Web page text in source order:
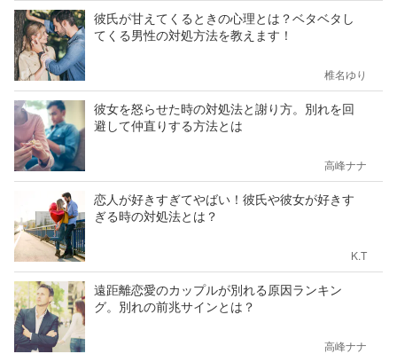
彼氏が甘えてくるときの心理とは？ベタベタし
てくる男性の対処方法を教えます！
椎名ゆり
彼女を怒らせた時の対処法と謝り方。別れを回
避して仲直りする方法とは
高峰ナナ
恋人が好きすぎてやばい！彼氏や彼女が好きす
ぎる時の対処法とは？
K.T
遠距離恋愛のカップルが別れる原因ランキン
グ。別れの前兆サインとは？
高峰ナナ